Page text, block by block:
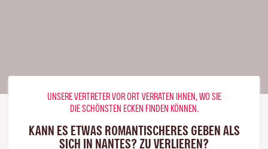
UNSERE VERTRETER VOR ORT VERRATEN IHNEN, WO SIE
DIE SCHÖNSTEN ECKEN FINDEN KÖNNEN.
KANN ES ETWAS ROMANTISCHERES GEBEN ALS
SICH IN NANTES? ZU VERLIEREN?